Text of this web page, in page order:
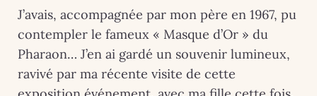
J’avais, accompagnée par mon père en 1967, pu
contempler le fameux « Masque d’Or » du
Pharaon… J’en ai gardé un souvenir lumineux,
ravivé par ma récente visite de cette